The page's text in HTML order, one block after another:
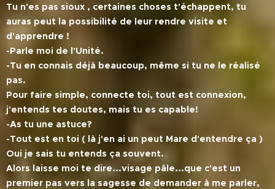
Tu n'es pas sioux , certaines choses t'échappent, tu
auras peut la possibilité de leur rendre visite et
d'apprendre !
-Parle moi de l'Unité.
-Tu en connais déjà beaucoup, même si tu ne le réalisé
pas.
Pour faire simple, connecte toi, tout est connexion,
j'entends tes doutes, mais tu es capable!
-As tu une astuce?
-Tout est en toi ( là j'en ai un peut Mare d'entendre ça )
Oui je sais tu entends ça souvent.
Alors laisse moi te dire...visage pâle...que c'est un
premier pas vers la sagesse de demander à me parler,